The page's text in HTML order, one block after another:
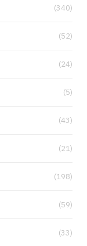
(340)
(52)
(24)
(5)
(43)
(21)
(198)
(59)
(33)